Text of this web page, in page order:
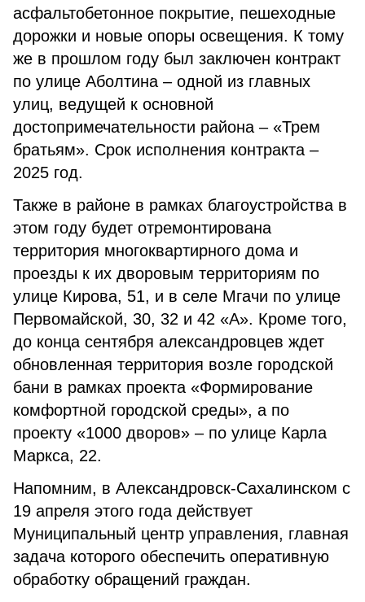
асфальтобетонное покрытие, пешеходные
дорожки и новые опоры освещения. К тому
же в прошлом году был заключен контракт
по улице Аболтина – одной из главных
улиц, ведущей к основной
достопримечательности района – «Трем
братьям». Срок исполнения контракта –
2025 год.
Также в районе в рамках благоустройства в
этом году будет отремонтирована
территория многоквартирного дома и
проезды к их дворовым территориям по
улице Кирова, 51, и в селе Мгачи по улице
Первомайской, 30, 32 и 42 «А». Кроме того,
до конца сентября александровцев ждет
обновленная территория возле городской
бани в рамках проекта «Формирование
комфортной городской среды», а по
проекту «1000 дворов» – по улице Карла
Маркса, 22.
Напомним, в Александровск-Сахалинском с
19 апреля этого года действует
Муниципальный центр управления, главная
задача которого обеспечить оперативную
обработку обращений граждан.